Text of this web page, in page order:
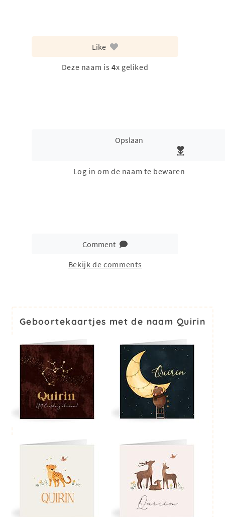
Like
Deze naam is 4x geliked
Opslaan
Log in om de naam te bewaren
Comment
Bekijk de comments
Geboortekaartjes met de naam Quirin